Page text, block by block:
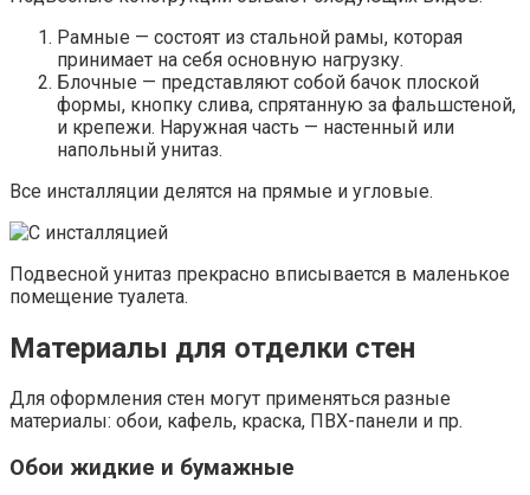
Рамные — состоят из стальной рамы, которая
принимает на себя основную нагрузку.
Блочные — представляют собой бачок плоской
формы, кнопку слива, спрятанную за фальшстеной,
и крепежи. Наружная часть — настенный или
напольный унитаз.
Все инсталляции делятся на прямые и угловые.
Подвесной унитаз прекрасно вписывается в маленькое
помещение туалета.
Материалы для отделки стен
Для оформления стен могут применяться разные
материалы: обои, кафель, краска, ПВХ-панели и пр.
Обои жидкие и бумажные